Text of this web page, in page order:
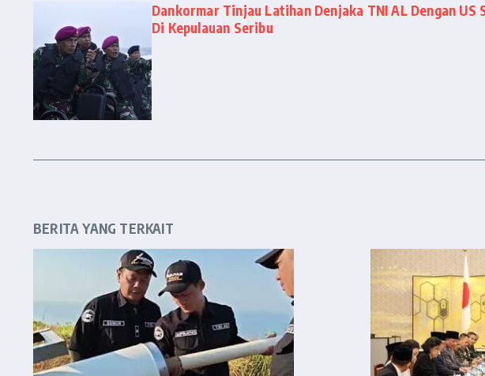
Dankormar Tinjau Latihan Denjaka TNI AL Dengan US
Di Kepulauan Seribu
BERITA YANG TERKAIT